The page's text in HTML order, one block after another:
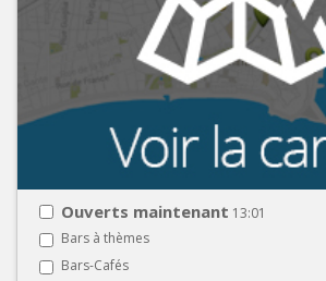
Ouverts maintenant 13:01
Bars à thèmes
Bars-Cafés